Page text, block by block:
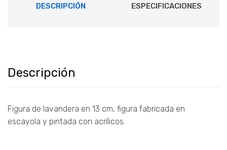
DESCRIPCIÓN ESPECIFICACIONES
Descripción
Figura de lavandera en 13 cm, figura fabricada en
escayola y pintada con acrílicos.